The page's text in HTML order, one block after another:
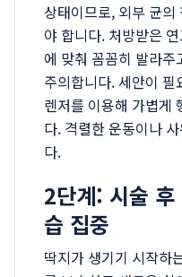
상태이므로, 외부 균
야 합니다. 처방받은
에 맞춰 꼼꼼히 발라
주의합니다. 세안이
렌저를 이용해 가볍게
다. 격렬한 운동이나
다.
2단계: 시술
습 집중
딱지가 생기기 시작하